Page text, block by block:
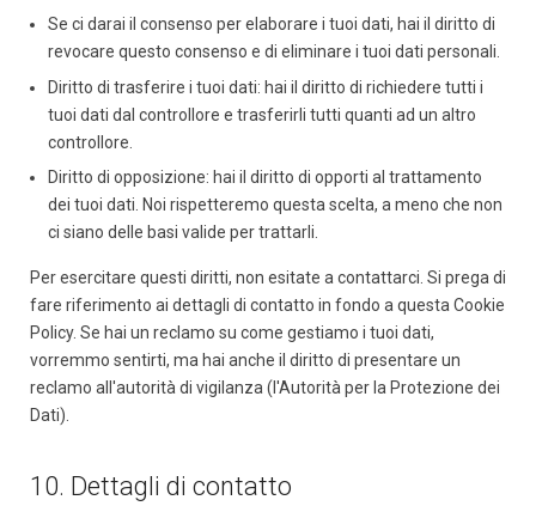
Se ci darai il consenso per elaborare i tuoi dati, hai il diritto di
revocare questo consenso e di eliminare i tuoi dati personali.
Diritto di trasferire i tuoi dati: hai il diritto di richiedere tutti i
tuoi dati dal controllore e trasferirli tutti quanti ad un altro
controllore.
Diritto di opposizione: hai il diritto di opporti al trattamento
dei tuoi dati. Noi rispetteremo questa scelta, a meno che non
ci siano delle basi valide per trattarli.
Per esercitare questi diritti, non esitate a contattarci. Si prega di
fare riferimento ai dettagli di contatto in fondo a questa Cookie
Policy. Se hai un reclamo su come gestiamo i tuoi dati,
vorremmo sentirti, ma hai anche il diritto di presentare un
reclamo all'autorità di vigilanza (l'Autorità per la Protezione dei
Dati).
10. Dettagli di contatto